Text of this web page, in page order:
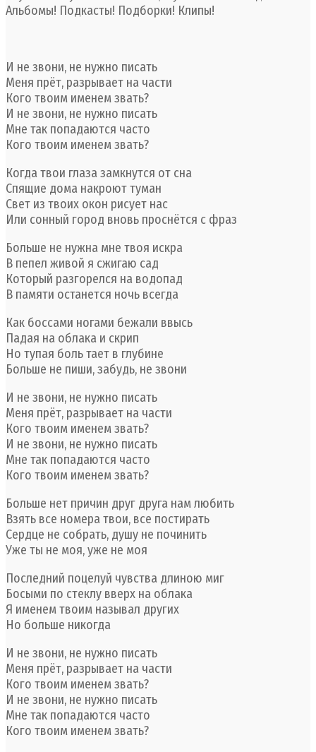
Альбомы! Подкасты! Подборки! Клипы!
И не звони, не нужно писать
Меня прёт, разрывает на части
Кого твоим именем звать?
И не звони, не нужно писать
Мне так попадаются часто
Кого твоим именем звать?
Когда твои глаза замкнутся от сна
Спящие дома накроют туман
Свет из твоих окон рисует нас
Или сонный город вновь проснётся с фраз
Больше не нужна мне твоя искра
В пепел живой я сжигаю сад
Который разгорелся на водопад
В памяти останется ночь всегда
Как боссами ногами бежали ввысь
Падая на облака и скрип
Но тупая боль тает в глубине
Больше не пиши, забудь, не звони
И не звони, не нужно писать
Меня прёт, разрывает на части
Кого твоим именем звать?
И не звони, не нужно писать
Мне так попадаются часто
Кого твоим именем звать?
Больше нет причин друг друга нам любить
Взять все номера твои, все постирать
Сердце нe собрать, душу не починить
Уже ты не моя, уже не моя
Последний поцелуй чувства длиною миг
Босыми по стеклу вверх на облака
Я именем твоим называл другиx
Но больше никогда
И не звони, не нужно писать
Меня прёт, разрывает на части
Кого твоим именем звать?
И не звони, не нужно писать
Мне так попадаются часто
Кого твоим именем звать?